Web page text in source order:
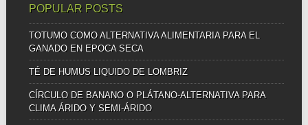
POPULAR POSTS
TOTUMO COMO ALTERNATIVA ALIMENTARIA PARA EL
GANADO EN EPOCA SECA
TÉ DE HUMUS LIQUIDO DE LOMBRIZ
CÍRCULO DE BANANO O PLÁTANO-ALTERNATIVA PARA
CLIMA ÁRIDO Y SEMI-ÁRIDO